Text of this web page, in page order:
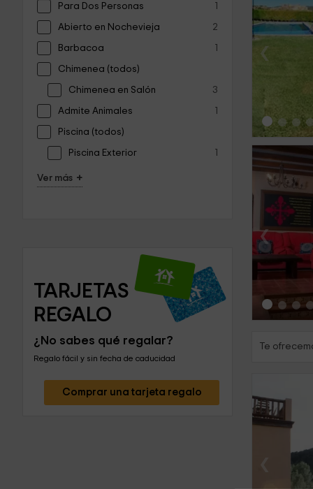
Para Dos Personas 1
Abierto en Nochevieja 2
Barbacoa 1
Chimenea (todos)
Chimenea en Salón 3
Admite Animales 1
Piscina (todos)
Piscina Exterior 1
Ver más +
TARJETAS
REGALO
¿No sabes qué regalar?
Regalo fácil y sin fecha de caducidad
Comprar una tarjeta regalo
‹
‹
Te